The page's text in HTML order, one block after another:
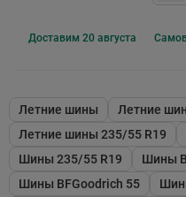
Доставим 20 августа
Летние шины Летние
Летние шины 235/55 R19
Шины 235/55 R19
Шины
Шины BFGoodrich 55